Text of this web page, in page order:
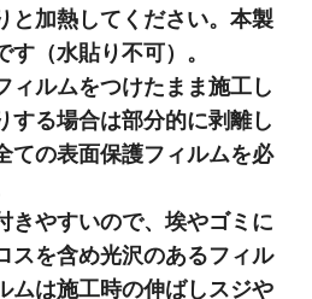
と加熱してください。本製
（水貼り不可）。
ルムをつけたまま施工し
する場合は部分的に剥離し
ての表面保護フィルムを必
やすいので、埃やゴミに
スを含め光沢のあるフィル
ムは施工時の伸ばしスジや